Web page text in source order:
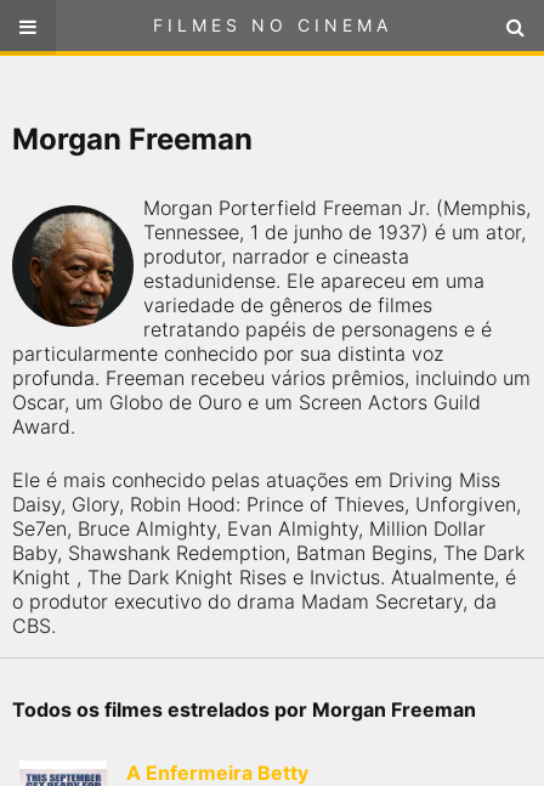
FILMES NO CINEMA
selecione sua localização
Morgan Freeman
Morgan Porterfield Freeman Jr. (Memphis,
Tennessee, 1 de junho de 1937) é um ator,
produtor, narrador e cineasta
estadunidense. Ele apareceu em uma
variedade de gêneros de filmes
retratando papéis de personagens e é
particularmente conhecido por sua distinta voz
profunda. Freeman recebeu vários prêmios, incluindo um
Oscar, um Globo de Ouro e um Screen Actors Guild
Award.
Ele é mais conhecido pelas atuações em Driving Miss
Daisy, Glory, Robin Hood: Prince of Thieves, Unforgiven,
Se7en, Bruce Almighty, Evan Almighty, Million Dollar
Baby, Shawshank Redemption, Batman Begins, The Dark
Knight , The Dark Knight Rises e Invictus. Atualmente, é
o produtor executivo do drama Madam Secretary, da
CBS.
Todos os filmes estrelados por Morgan Freeman
A Enfermeira Betty
FILMES NO CINEMA
FILMES EM CARTAZ
PRÓXIMOS LANÇAMENTOS
GÊNEROS
NOTÍCIAS
PÁGINA INICIAL
FilmesNoCinema.com.br é o maior localizador de filmes e
sessões de cinema no Brasil. Através dele, você pode
encontrar os filmes no cinema mais próximos a você ou a
qualquer cidade em território brasileiro. Você pode também
acessar informações sobre cinemas, horários, assistir aos
trailers e muito mais.